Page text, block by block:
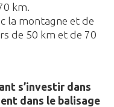
km.
la montagne et de
de 50 km et de 70
s’investir dans
dans le balisage